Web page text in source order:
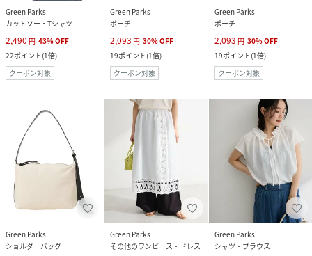
Green Parks
カットソー・Tシャツ
2,490 円 43%OFF
22ポイント(1倍)
クーポン対象
Green Parks
ポーチ
2,093 円 30%OFF
19ポイント(1倍)
クーポン対象
Green Parks
ポーチ
2,093 円 30%OFF
19ポイント(1倍)
クーポン対象
Green Parks
ショルダーバッグ
Green Parks
その他のワンピース・ドレス
Green Parks
シャツ・ブラウス